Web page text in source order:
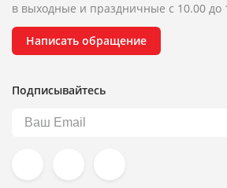
в выходные и праздничные с 10.00 до
Написать обращение
Подписывайтесь